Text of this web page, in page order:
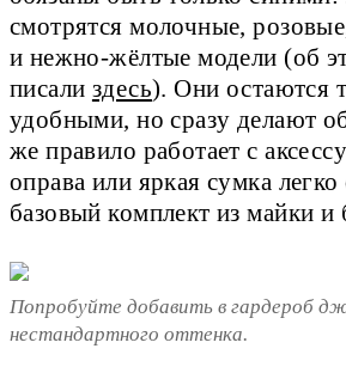
смотрятся молочные,
и нежно-жёлтые модели (об
писали здесь). Они остаются
удобными, но сразу делают
же правило работает с
оправа или яркая сумка
базовый комплект из майки и
Попробуйте добавить в гардероб
нестандартного оттенка.